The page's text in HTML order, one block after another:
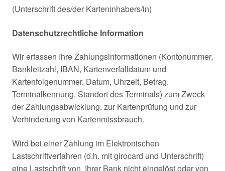
(Unterschrift des/der Karteninhabers/in)
Datenschutzrechtliche Information
Wir erfassen Ihre Zahlungsinformationen (Kontonummer,
Bankleitzahl, IBAN, Kartenverfalldatum und
Kartenfolgenummer, Datum, Uhrzeit, Betrag,
Terminalkennung, Standort des Terminals) zum Zweck
der Zahlungsabwicklung, zur Kartenprüfung und zur
Verhinderung von Kartenmissbrauch.
Wird bei einer Zahlung im Elektronischen
Lastschriftverfahren (d.h. mit girocard und Unterschrift)
eine Lastschrift von Ihrer Bank nicht eingelöst oder von